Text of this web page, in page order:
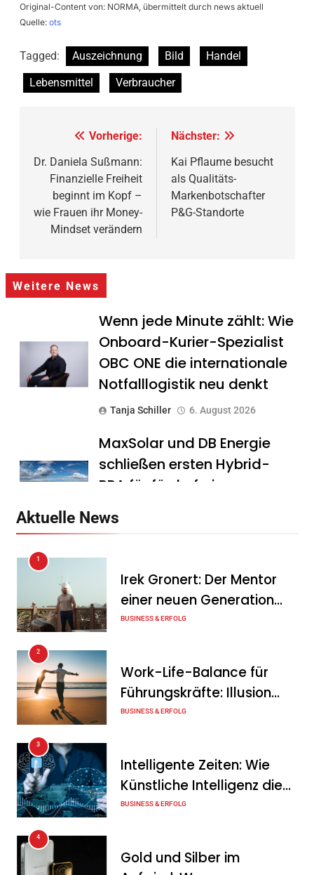
Original-Content von: NORMA, übermittelt durch news aktuell
Quelle: ots
Tagged: Auszeichnung Bild
Handel
Lebensmittel
Verbraucher
Beitragsnavigation
Vorherige:
Dr. Daniela Sußmann:
Finanzielle Freiheit
beginnt im Kopf –
wie Frauen ihr Money-
Mindset verändern
Nächster:
Kai Pflaume besucht
als Qualitäts-
Markenbotschafter
P&G-Standorte
Weitere News
Wenn jede Minute zählt: Wie
Onboard-Kurier-Spezialist
OBC ONE die internationale
Notfalllogistik neu denkt
Tanja Schiller 6. August 2026
MaxSolar und DB Energie
schließen ersten Hybrid-
PPA für förderfreie
Tanja Schiller
Geschäftsverlauf im
zweiten Quartal
Intersolar-Trend 2026:
Warum Batteriespeicher
zum wichtigsten Baustein
der Energiewende werden
Aktuelle News
1
Irek Gronert: Der Mentor
einer neuen Generation
von Unternehmern
BUSINESS & ERFOLG
2
Work-Life-Balance für
Führungskräfte: Illusion
oder echte Chance?
BUSINESS & ERFOLG
3
Intelligente Zeiten: Wie
Künstliche Intelligenz die
Geschäftswelt verändert
BUSINESS & ERFOLG
4
Gold und Silber im